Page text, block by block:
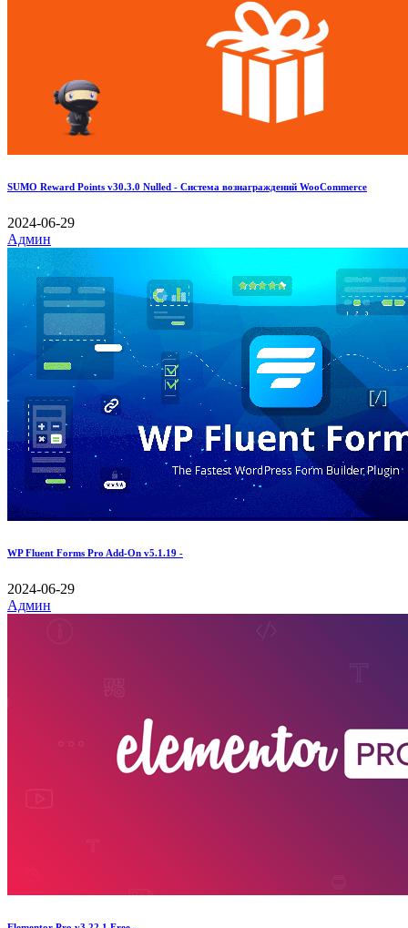
SUMO Reward Points v30.3.0 Nulled - Система вознаграждений WooCommerce
2024-06-29
Админ
WP Fluent Forms Pro Add-On v5.1.19 -
2024-06-29
Админ